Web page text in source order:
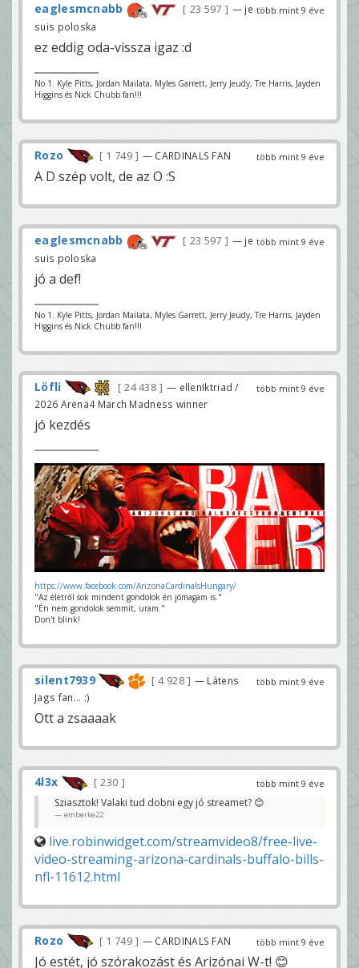
több mint 9 éve
eaglesmcnabb 23 597
— je
suis poloska
ez eddig oda-vissza igaz :d
No 1. Kyle Pitts, Jordan Mailata, Myles Garrett, Jerry Jeudy, Tre Harris, Jayden
Higgins és Nick Chubb fan!!!
több mint 9 éve
Rozo 1 749 — CARDINALS FAN
A D szép volt, de az O :S
több mint 9 éve
eaglesmcnabb 23 597
— je
suis poloska
jó a def!
No 1. Kyle Pitts, Jordan Mailata, Myles Garrett, Jerry Jeudy, Tre Harris, Jayden
Higgins és Nick Chubb fan!!!
több mint 9 éve
Löfli 24 438
— ellenIktriad /
2026 Arena4 March Madness winner
jó kezdés
https://www.facebook.com/ArizonaCardinalsHungary/
"Az életről sok mindent gondolok én jómagam is."
"Én nem gondolok semmit, uram."
Don't blink!
több mint 9 éve
silent7939 4 928
— Látens
Jags fan... :)
Ott a zsaaaak
több mint 9 éve
4l3x
230
Sziasztok! Valaki tud dobni egy jó streamet? 😊
emberke22
live.robinwidget.com/streamvideo8/free-live-
video-streaming-arizona-cardinals-buffalo-bills-
nfl-11612.html
több mint 9 éve
Rozo 1 749 — CARDINALS FAN
Jó estét, jó szórakozást és Arizónai W-t! 😊